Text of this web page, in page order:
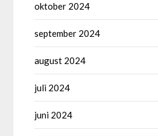
oktober 2024
september 2024
august 2024
juli 2024
juni 2024